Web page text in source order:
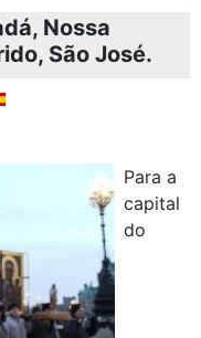
Nossa
São José.
Para a
capital
do